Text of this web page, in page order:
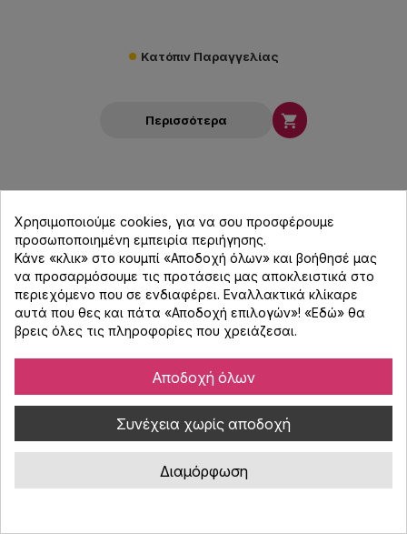
Κατόπιν Παραγγελίας
Περισσότερα 
BEAMZ Moon Flower 2.0 Light effect 72 LEDs,
Χρησιμοποιούμε cookies, για να σου προσφέρουμε
προσωποποιημένη εμπειρία περιήγησης.
Κάνε «κλικ» στο κουμπί «Αποδοχή όλων» και βοήθησέ μας
να προσαρμόσουμε τις προτάσεις μας αποκλειστικά στο
περιεχόμενο που σε ενδιαφέρει. Εναλλακτικά κλίκαρε
αυτά που θες και πάτα «Αποδοχή επιλογών»! «Εδώ» θα
βρεις όλες τις πληροφορίες που χρειάζεσαι.
Αποδοχή όλων
Συνέχεια χωρίς αποδοχή
Διαμόρφωση